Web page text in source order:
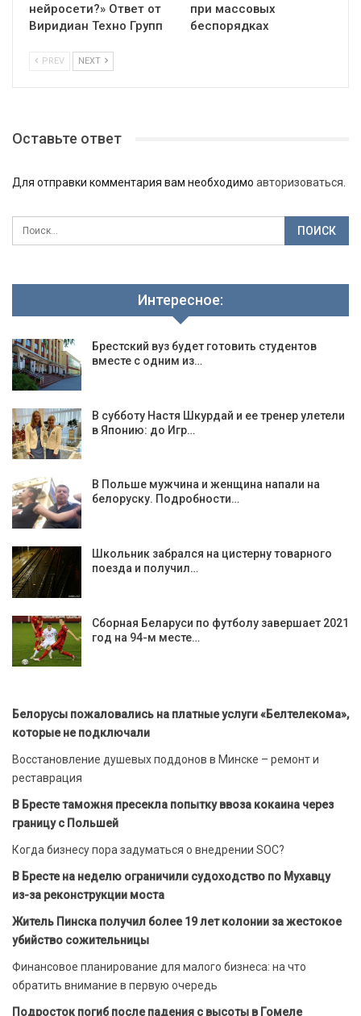
нейросети?» Ответ от
Виридиан Техно Групп
при массовых
беспорядках
PREV NEXT
Оставьте ответ
Для отправки комментария вам необходимо авторизоваться
Интересное:
Брестский вуз будет готовить студентов
вместе с одним из…
В субботу Настя Шкурдай и ее тренер улетели
в Японию: до Игр…
В Польше мужчина и женщина напали на
белоруску. Подробности…
Школьник забрался на цистерну товарного
поезда и получил…
Сборная Беларуси по футболу завершает 2021
год на 94-м месте…
Белорусы пожаловались на платные услуги «Белтелекома»,
которые не подключали
Восстановление душевых поддонов в Минске – ремонт и
реставрация
В Бресте таможня пресекла попытку ввоза кокаина через
границу с Польшей
Когда бизнесу пора задуматься о внедрении SOC?
В Бресте на неделю ограничили судоходство по Мухавцу
из-за реконструкции моста
Житель Пинска получил более 19 лет колонии за жестокое
убийство сожительницы
Финансовое планирование для малого бизнеса: на что
обратить внимание в первую очередь
Подросток погиб после падения с высоты в Гомеле